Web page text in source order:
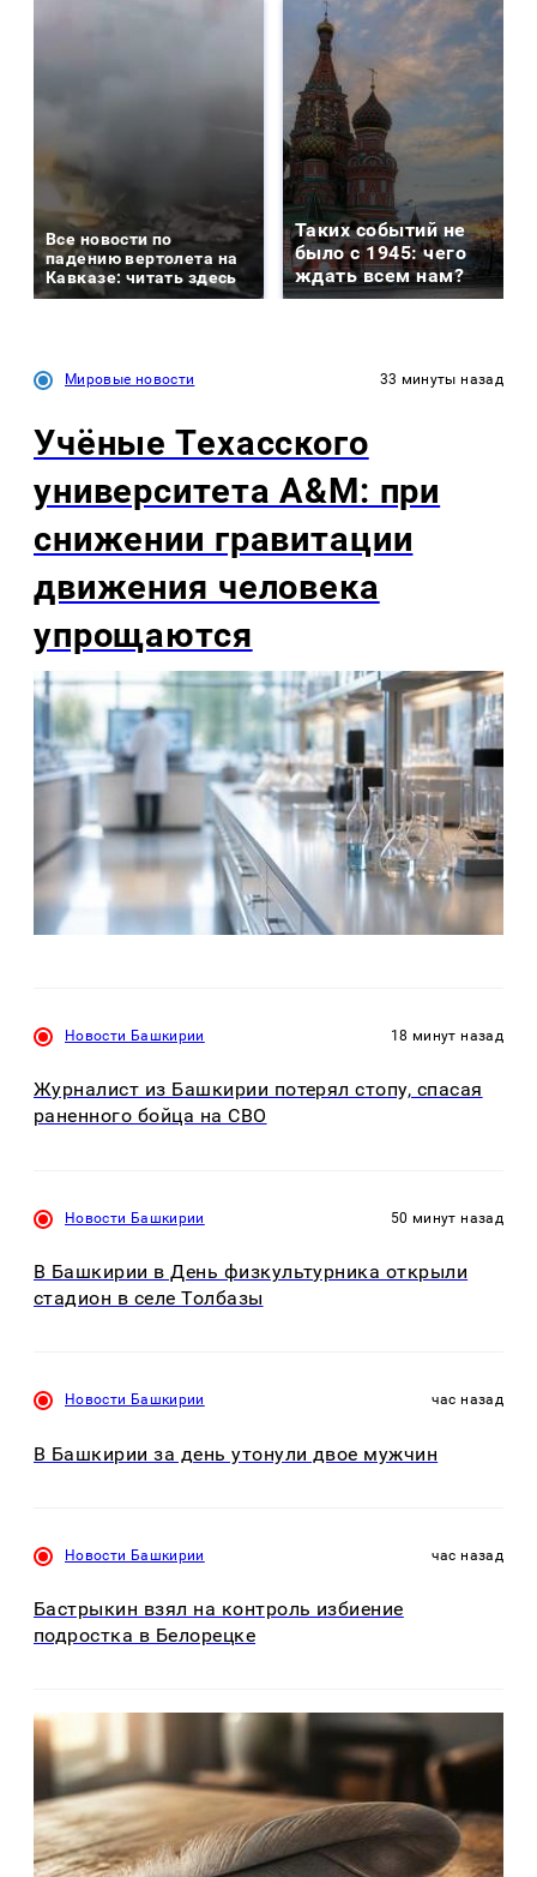
Все новости по
падению вертолета на
Кавказе: читать здесь
Таких событий не
было с 1945: чего
ждать всем нам?
Мировые новости 33 минуты назад
Учёные Техасского
университета A&M: при
снижении гравитации
движения человека
упрощаются
Новости Башкирии 18 минут назад
Журналист из Башкирии потерял стопу, спасая
раненного бойца на СВО
Новости Башкирии 50 минут назад
В Башкирии в День физкультурника открыли
стадион в селе Толбазы
Новости Башкирии час назад
В Башкирии за день утонули двое мужчин
Новости Башкирии час назад
Бастрыкин взял на контроль избиение
подростка в Белорецке